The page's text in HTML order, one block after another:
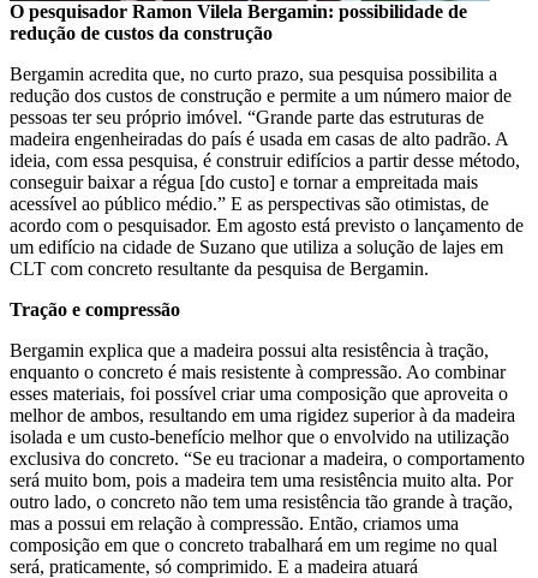
O pesquisador Ramon Vilela Bergamin: possibilidade de
redução de custos da construção
Bergamin acredita que, no curto prazo, sua pesquisa possibilita a
redução dos custos de construção e permite a um número maior de
pessoas ter seu próprio imóvel. “Grande parte das estruturas de
madeira engenheiradas do país é usada em casas de alto padrão. A
ideia, com essa pesquisa, é construir edifícios a partir desse método,
conseguir baixar a régua [do custo] e tornar a empreitada mais
acessível ao público médio.” E as perspectivas são otimistas, de
acordo com o pesquisador. Em agosto está previsto o lançamento de
um edifício na cidade de Suzano que utiliza a solução de lajes em
CLT com concreto resultante da pesquisa de Bergamin.
Tração e compressão
Bergamin explica que a madeira possui alta resistência à tração,
enquanto o concreto é mais resistente à compressão. Ao combinar
esses materiais, foi possível criar uma composição que aproveita o
melhor de ambos, resultando em uma rigidez superior à da madeira
isolada e um custo-benefício melhor que o envolvido na utilização
exclusiva do concreto. “Se eu tracionar a madeira, o comportamento
será muito bom, pois a madeira tem uma resistência muito alta. Por
outro lado, o concreto não tem uma resistência tão grande à tração,
mas a possui em relação à compressão. Então, criamos uma
composição em que o concreto trabalhará em um regime no qual
será, praticamente, só comprimido. E a madeira atuará